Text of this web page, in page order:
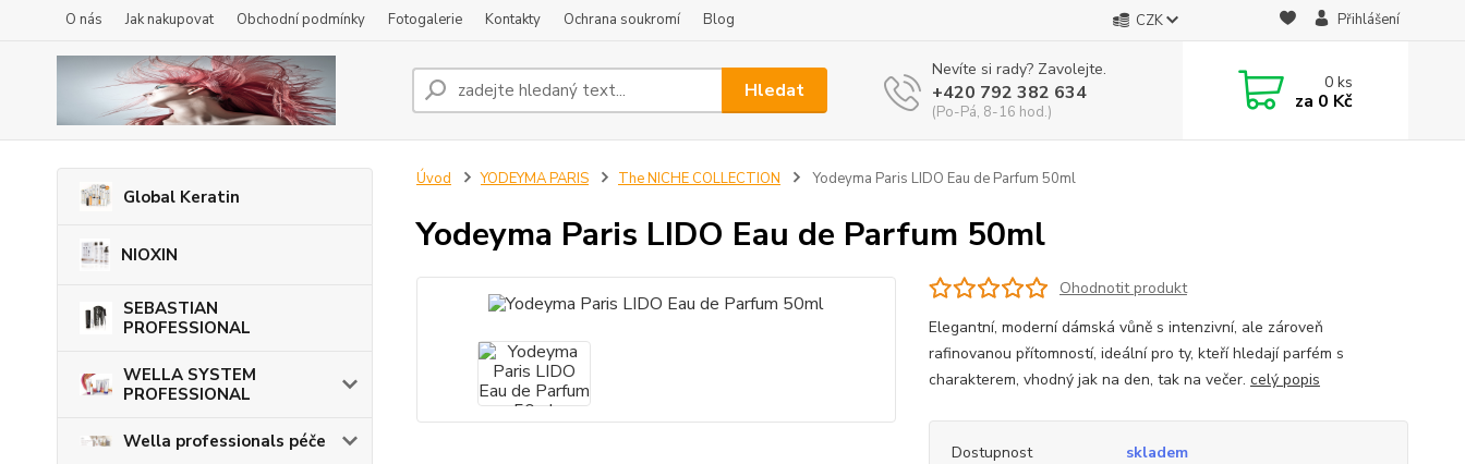
O nás Jak nakupovat Obchodní podmínky Fotogalerie Kontakty Ochrana soukromí Blog CZK Přihlášení
Hledat
Nevíte si rady? Zavolejte.
+420 792 382 634
(Po-Pá, 8-16 hod.)
0ks
za 0 Kč
Global Keratin
NIOXIN
SEBASTIAN
PROFESSIONAL
WELLA SYSTEM
PROFESSIONAL
Wella professionals péče
Úvod YODEYMA PARIS The NICHE COLLECTION Yodeyma Paris LIDO Eau de Parfum 50ml
Yodeyma Paris LIDO Eau de Parfum 50ml
Ohodnotit produkt
Elegantní, moderní dámská vůně s intenzivní, ale zároveň
rafinovanou přítomností, ideální pro ty, kteří hledají parfém s
charakterem, vhodný jak na den, tak na večer. celý popis
Dostupnost skladem